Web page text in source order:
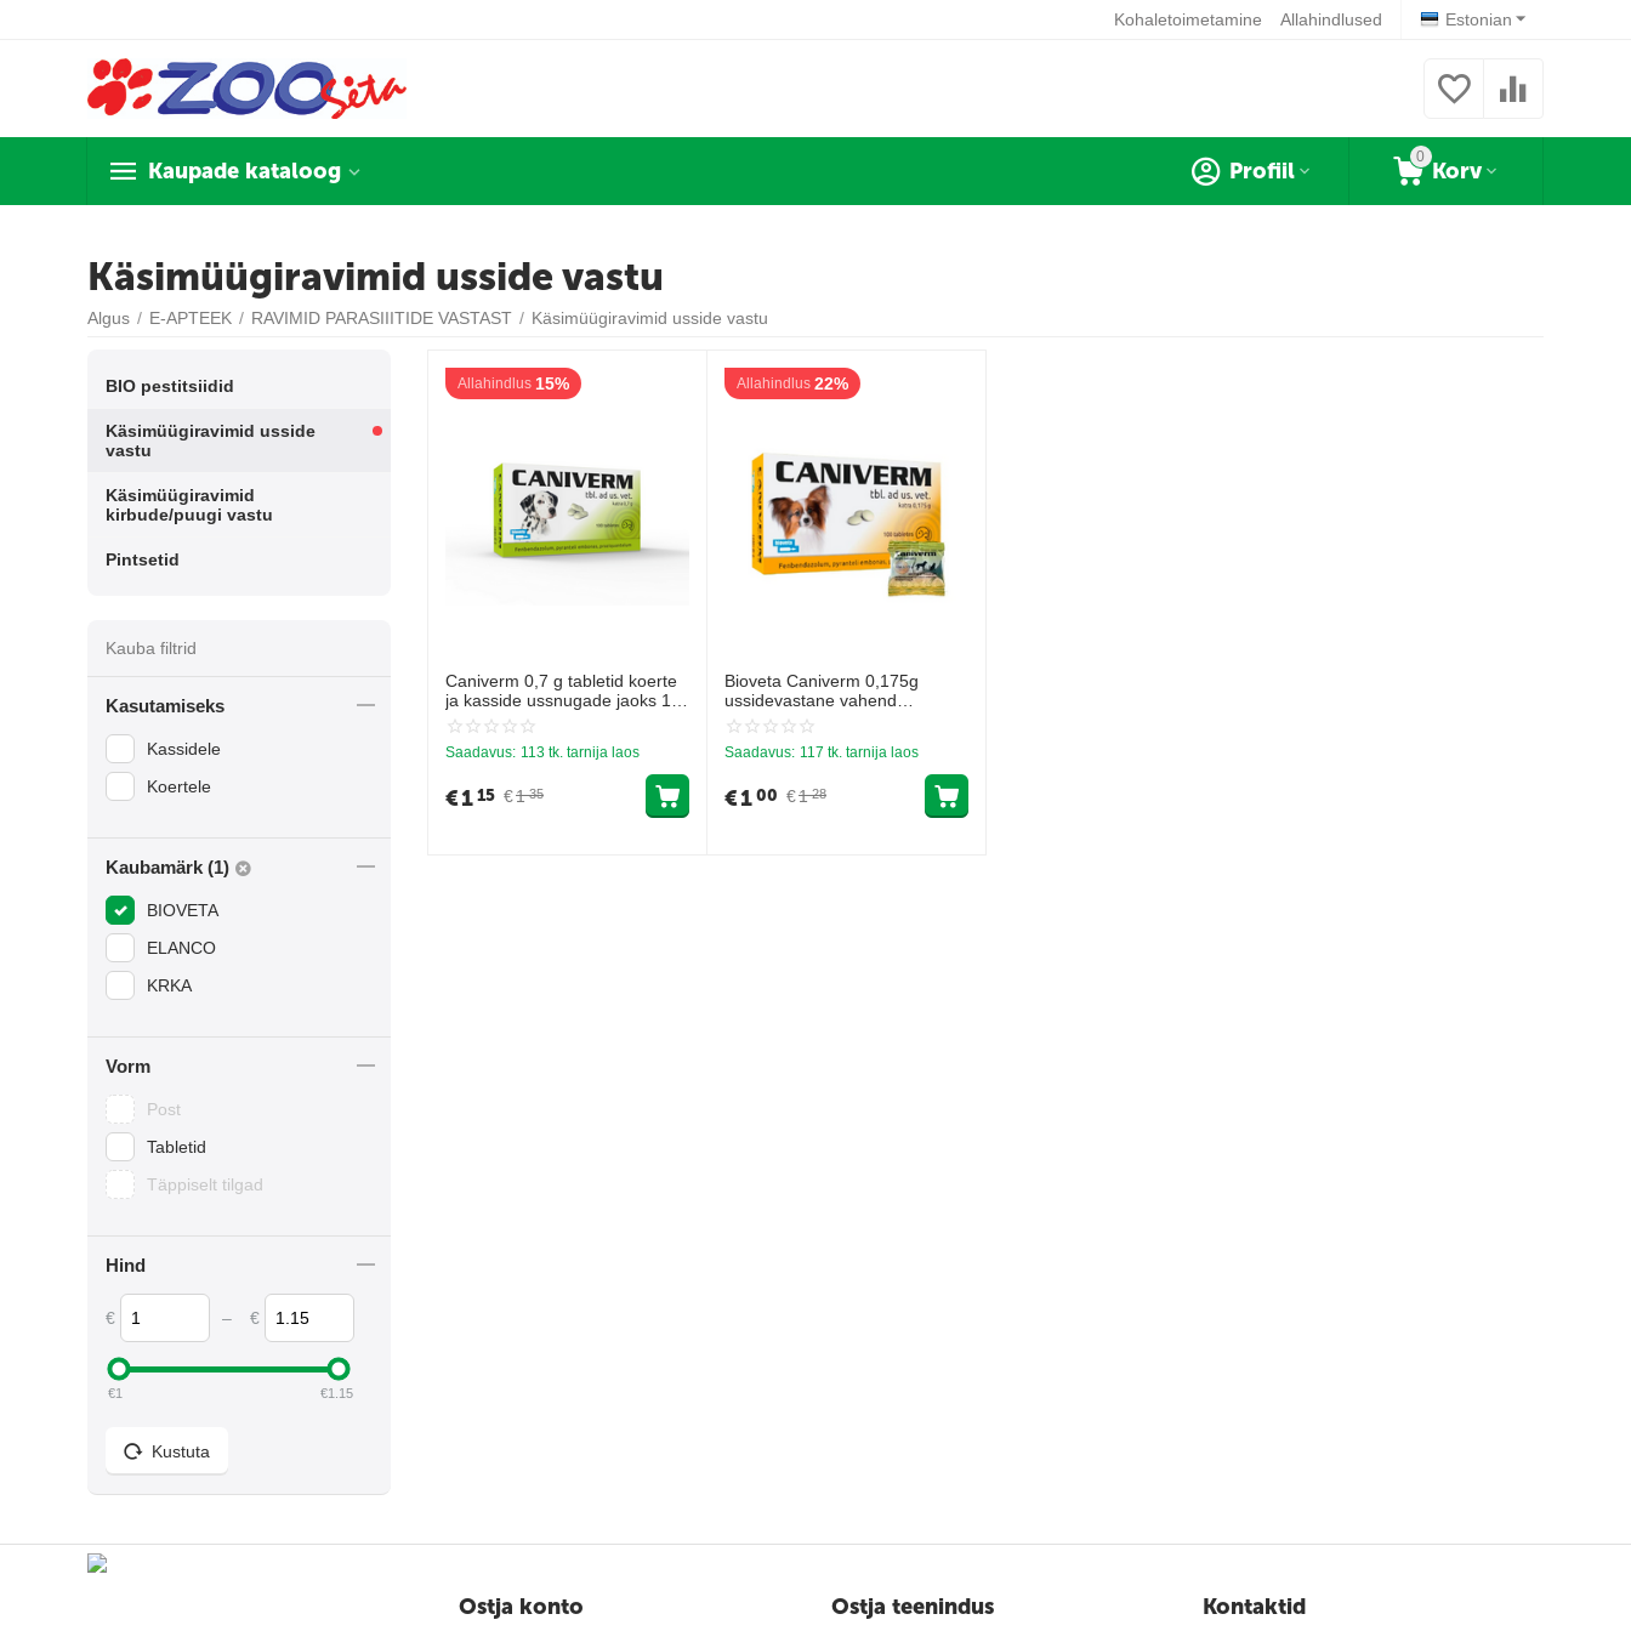
Estonian
Kohaletoimetamine Allahindlused
Kaupade kataloog
0
Korv
Profiil
Käsimüügiravimid usside vastu
Algus / E-APTEEK / RAVIMID PARASIIITIDE VASTAST / Käsimüügiravimid usside vastu
Allahindlus 15%
Caniverm 0,7 g tabletid koerte
ja kasside ussnugade jaoks 1tbl
10kg kohta
Saadavus: 113 tk. tarnija laos
€1 35
€115
Allahindlus 22%
Bioveta Caniverm 0,175g
ussidevastane vahend
kassidele ja koertele 1gb
Saadavus: 117 tk. tarnija laos
€1 28
€100
BIO pestitsiidid
Käsimüügiravimid usside
vastu
Käsimüügiravimid
kirbude/puugi vastu
Pintsetid
Kauba filtrid
Kasutamiseks
Kassidele
Koertele
Kaubamärk (1)
BIOVETA
ELANCO
KRKA
Vorm
Post
Tabletid
Täppiselt tilgad
Hind
€ – €
€1 €1.15
Kustuta
Ostja konto Ostja teenindus Kontaktid